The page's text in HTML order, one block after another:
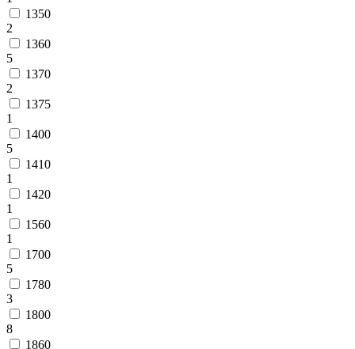
1350
2
1360
5
1370
2
1375
1
1400
5
1410
1
1420
1
1560
1
1700
5
1780
3
1800
8
1860